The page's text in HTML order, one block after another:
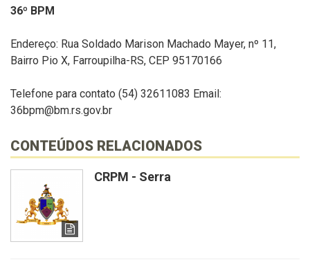
36º BPM
Endereço: Rua Soldado Marison Machado Mayer, nº 11,
Bairro Pio X, Farroupilha-RS, CEP 95170166
Telefone para contato (54) 32611083 Email:
36bpm@bm.rs.gov.br
CONTEÚDOS RELACIONADOS
CRPM - Serra